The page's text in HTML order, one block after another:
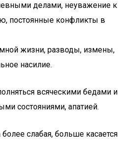
делами, неуважение к
постоянные конфликты в
жизни, разводы, измены,
насилие.
всяческими бедами и
состояниями, апатией.
слабая, больше касается